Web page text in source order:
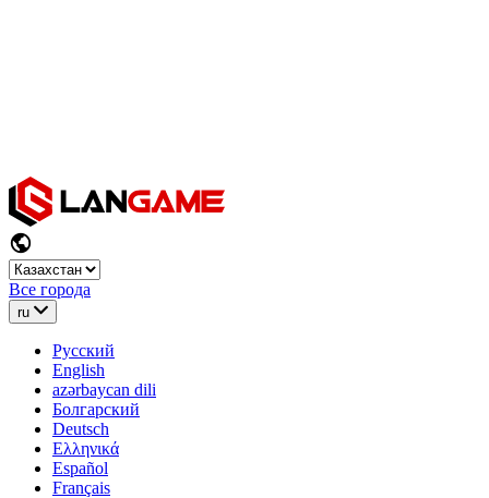
Все города
ru
Русский
English
azərbaycan dili
Болгарский
Deutsch
Ελληνικά
Español
Français